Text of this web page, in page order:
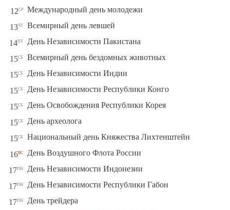
12ср Международный день молодежи
13чт Всемирный день левшей
14пт День Независимости Пакистана
15сб Всемирный день бездомных животных
15сб День Независимости Индии
15сб День Независимости Республики Конго
15сб День Освобождения Республики Корея
15сб День археолога
15сб Национальный день Княжества Лихтенштейн
16вс День Воздушного Флота России
17пн День Независимости Индонезии
17пн День Независимости Республики Габон
17пн
День трейдера